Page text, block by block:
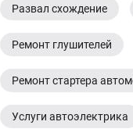
Развал схождение
Ремонт глушителей
Ремонт стартера
Услуги автоэлектрика